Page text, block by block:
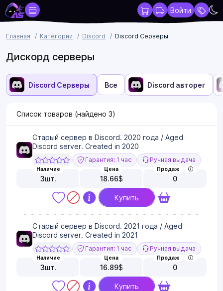
Войти
Главная Категории Discord Discord Серверы
Дискорд серверы
Все Discord авторег
Discord Серверы
Список товаров (найдено 3)
Старый сервер в Discord. 2020 года / Aged
Discord server. Created in 2020
Гарантия: 1 час Ручная выдача
Наличие
3шт.
Цена
18.66$
Продаж
0
Купить
Старый сервер в Discord. 2021 года / Aged
Discord server. Created in 2021
Гарантия: 1 час Ручная выдача
Наличие
3шт.
Цена
16.89$
Продаж
0
Купить